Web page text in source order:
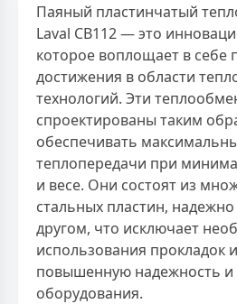
Паяный пластинчатый
Laval CB112 — это
которое воплощает в себе
достижения в области
технологий. Эти
спроектированы таким
обеспечивать
теплопередачи при
и весе. Они состоят из
стальных пластин,
другом, что исключает
использования прокладок
повышенную надежность и
оборудования.